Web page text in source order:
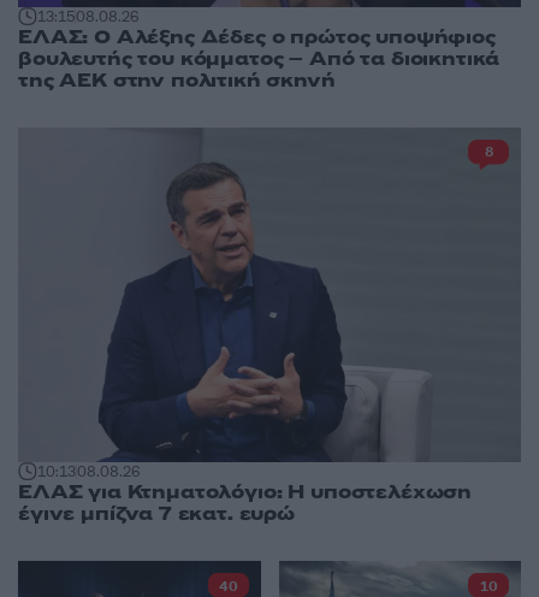
13:1508.08.26
ΕΛΑΣ: Ο Αλέξης Δέδες ο πρώτος υποψήφιος
βουλευτής του κόμματος – Από τα διοικητικά
της ΑΕΚ στην πολιτική σκηνή
10:1308.08.26
ΕΛΑΣ για Κτηματολόγιο: Η υποστελέχωση
έγινε μπίζνα 7 εκατ. ευρώ
8
40 10